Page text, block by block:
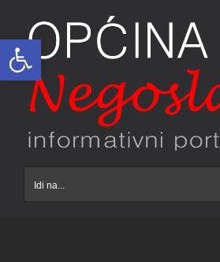
Open toolbar
content
Idi na...